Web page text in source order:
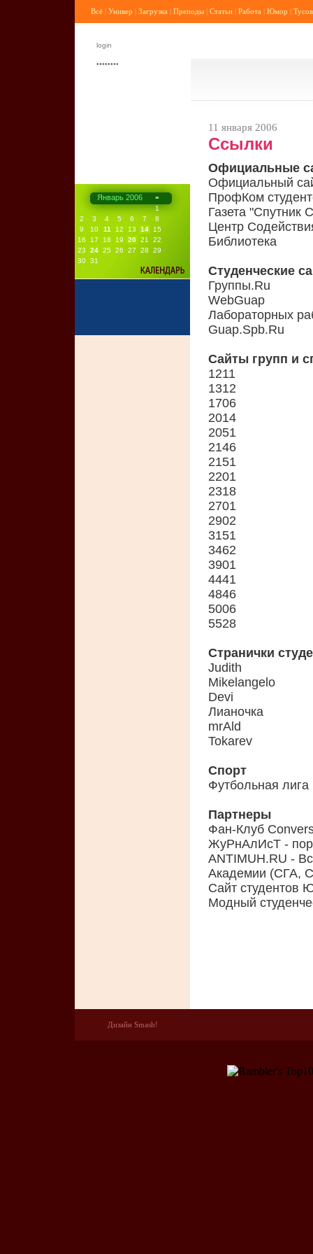
Всё | Универ | Загрузка | Преподы | Статьи | Работа | Юмор |
Январь 2006
»
1
2
3 4 5 6 7
8
9
10 11 12 13 14
15
16
17 18 19 20 21
22
23
24 25 26 27 28
29
30 31
11 января 2006
Ссылки
Официальные
Официальный
ПрофКом
Газета "Спутник
Центр
Библиотека
Студенческие
Группы.Ru
WebGuap
Лабораторных
Guap.Spb.Ru
Сайты групп и
1211
1312
1706
2014
2051
2146
2151
2201
2318
2701
2902
3151
3462
3901
4441
4846
5006
5528
Странички
Judith
Mikelangelo
Devi
Лианочка
mrAld
Tokarev
Спорт
Футбольная
Партнеры
Фан-Клуб
ЖуРнАлИсТ -
ANTIMUH.RU -
Академии (СГА,
Сайт студентов
Модный
Дизайн Smash!